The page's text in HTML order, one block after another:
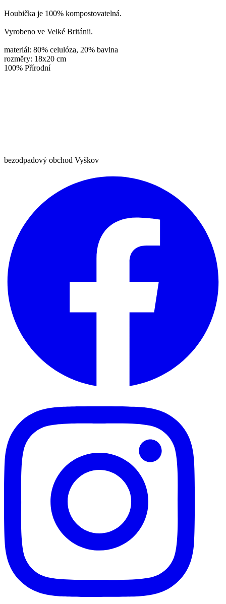
Houbička je 100% kompostovatelná.
Vyrobeno ve Velké Británii.
materiál: 80% celulóza, 20% bavlna
rozměry: 18x20 cm
100% Přírodní
bezodpadový obchod Vyškov